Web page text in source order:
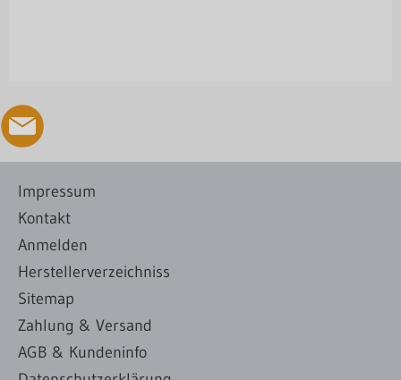
Impressum
Kontakt
Anmelden
Herstellerverzeichniss
Sitemap
Zahlung & Versand
AGB & Kundeninfo